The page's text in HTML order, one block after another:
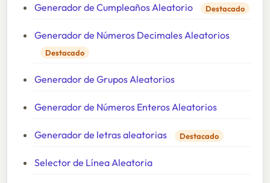
Generador de Cumpleaños Aleatorio Destacado
Generador de Números Decimales Aleatorios
Destacado
Generador de Grupos Aleatorios
Generador de Números Enteros Aleatorios
Generador de letras aleatorias Destacado
Selector de Línea Aleatoria